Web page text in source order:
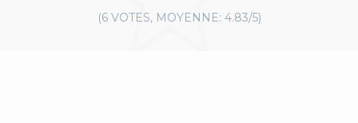
(6 VOTES, MOYENNE: 4.83/5)